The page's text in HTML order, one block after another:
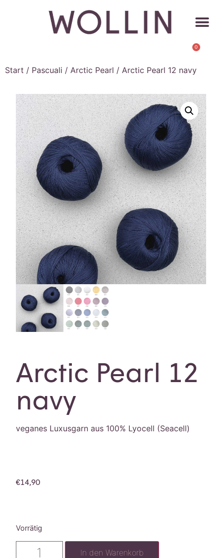
0
Start / Pascuali / Arctic Pearl / Arctic Pearl 12 navy
Arctic Pearl 12
navy
veganes Luxusgarn aus 100% Lyocell (Seacell)
€14,90
Vorrätig
In den Warenkorb